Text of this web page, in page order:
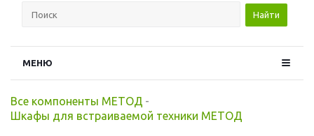
Найти
МЕНЮ
Все компоненты МЕТОД -
Шкафы для встраиваемой техники МЕТОД